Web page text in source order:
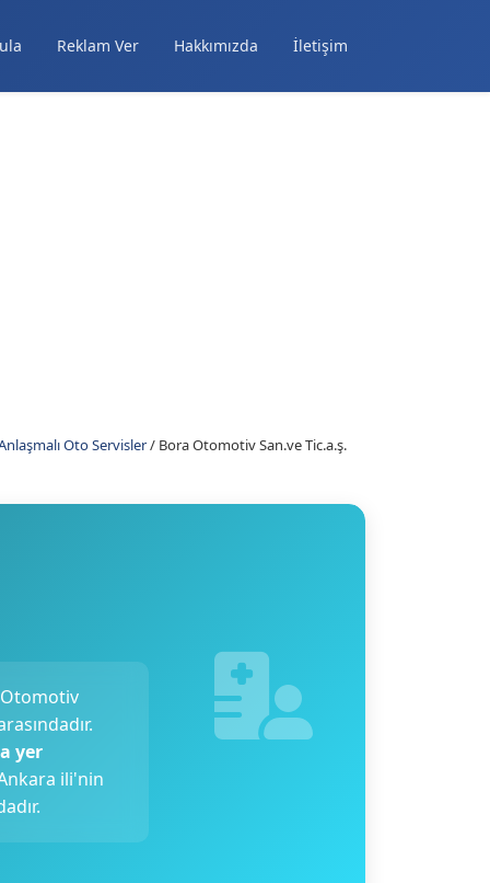
Reklam Ver Hakkımızda İletişim
Oto Servisler/ Bora Otomotiv San.ve Tic.a.ş.
yer
ili'nin